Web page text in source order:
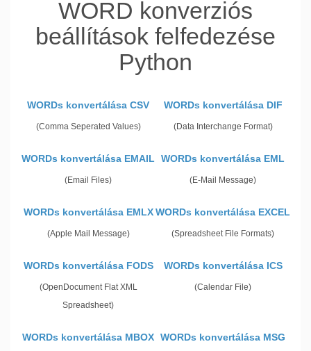
WORD konverziós
beállítások felfedezése
Python
WORDs konvertálása CSV
(Comma Seperated Values)
WORDs konvertálása DIF
(Data Interchange Format)
WORDs konvertálása EMAIL
(Email Files)
WORDs konvertálása EML
(E-Mail Message)
WORDs konvertálása EMLX
(Apple Mail Message)
WORDs konvertálása EXCEL
(Spreadsheet File Formats)
WORDs konvertálása FODS
(OpenDocument Flat XML
Spreadsheet)
WORDs konvertálása ICS
(Calendar File)
WORDs konvertálása MBOX WORDs konvertálása MSG